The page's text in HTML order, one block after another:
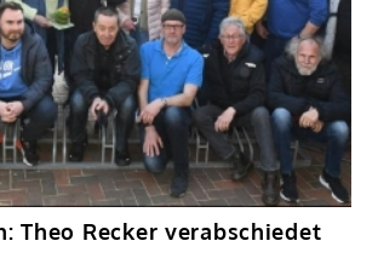
Theo Recker verabschiedet